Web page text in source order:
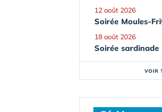
12 août 2026
Soirée Moules-
18 août 2026
Soirée sardinade
VOIR